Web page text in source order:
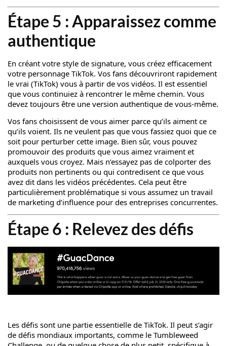
Étape 5 : Apparaissez comme
authentique
En créant votre style de signature, vous créez efficacement
votre personnage TikTok. Vos fans découvriront rapidement
le vrai (TikTok) vous à partir de vos vidéos. Il est essentiel
que vous continuiez à rencontrer le même chemin. Vous
devez toujours être une version authentique de vous-même.
Vos fans choisissent de vous aimer parce qu’ils aiment ce
qu’ils voient. Ils ne veulent pas que vous fassiez quoi que ce
soit pour perturber cette image. Bien sûr, vous pouvez
promouvoir des produits que vous aimez vraiment et
auxquels vous croyez. Mais n’essayez pas de colporter des
produits non pertinents ou qui contredisent ce que vous
avez dit dans les vidéos précédentes. Cela peut être
particulièrement problématique si vous assumez un travail
de marketing d’influence pour des entreprises concurrentes.
Étape 6 : Relevez des défis
Les défis sont une partie essentielle de TikTok. Il peut s’agir
de défis mondiaux importants, comme le Tumbleweed